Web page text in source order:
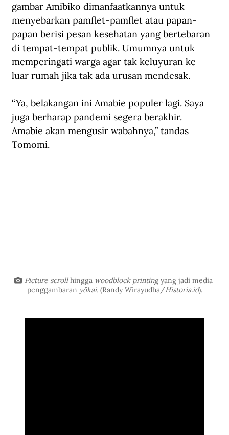
gambar Amibiko dimanfaatkannya untuk
menyebarkan pamflet-pamflet atau papan-
papan berisi pesan kesehatan yang bertebaran
di tempat-tempat publik. Umumnya untuk
memperingati warga agar tak keluyuran ke
luar rumah jika tak ada urusan mendesak.
“Ya, belakangan ini Amabie populer lagi. Saya
juga berharap pandemi segera berakhir.
Amabie akan mengusir wabahnya,” tandas
Tomomi.
Picture scroll hingga woodblock printing yang jadi media
penggambaran yōkai. (Randy Wirayudha/Historia.id).